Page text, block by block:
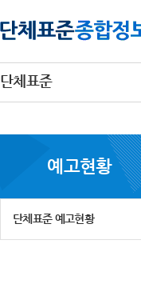
단체표준
예고현황
단체표준 예고현황